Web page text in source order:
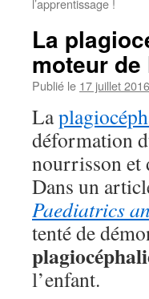
l’apprentissage !
La
moteur de
Publié le 17 juillet 2016
La
déformation
nourrisson et
Dans un
Paediatrics
tenté de
l’enfant.